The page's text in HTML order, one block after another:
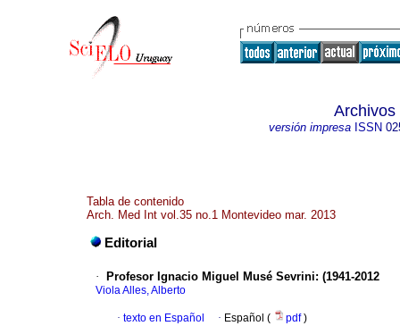
Archivos
versión impresaISSN
Tabla de contenido
Arch. Med Int vol.35 no.1 Montevideo mar. 2013
Editorial
· Profesor Ignacio Miguel Musé Sevrini: (1941-2012
Viola Alles, Alberto
· texto en Español · Español ( pdf)